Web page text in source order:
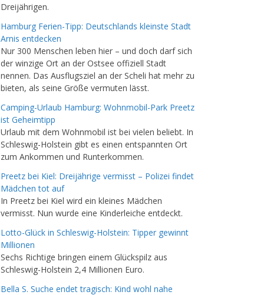
Dreijährigen.
Hamburg Ferien-Tipp: Deutschlands kleinste Stadt
Arnis entdecken
Nur 300 Menschen leben hier – und doch darf sich
der winzige Ort an der Ostsee offiziell Stadt
nennen. Das Ausflugsziel an der Scheli hat mehr zu
bieten, als seine Größe vermuten lässt.
Camping-Urlaub Hamburg: Wohnmobil-Park Preetz
ist Geheimtipp
Urlaub mit dem Wohnmobil ist bei vielen beliebt. In
Schleswig-Holstein gibt es einen entspannten Ort
zum Ankommen und Runterkommen.
Preetz bei Kiel: Dreijährige vermisst – Polizei findet
Mädchen tot auf
In Preetz bei Kiel wird ein kleines Mädchen
vermisst. Nun wurde eine Kinderleiche entdeckt.
Lotto-Glück in Schleswig-Holstein: Tipper gewinnt
Millionen
Sechs Richtige bringen einem Glückspilz aus
Schleswig-Holstein 2,4 Millionen Euro.
Bella S. Suche endet tragisch: Kind wohl nahe